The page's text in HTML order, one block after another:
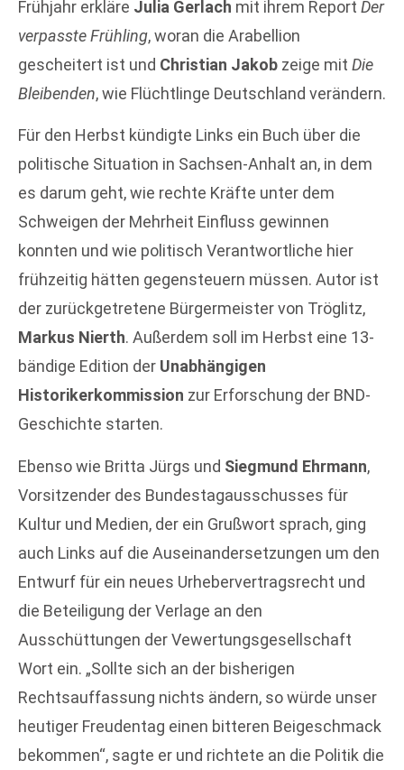
Frühjahr erkläre Julia Gerlach mit ihrem Report Der
verpasste Frühling, woran die Arabellion
gescheitert ist und Christian Jakob zeige mit Die
Bleibenden, wie Flüchtlinge Deutschland verändern.
Für den Herbst kündigte Links ein Buch über die
politische Situation in Sachsen-Anhalt an, in dem
es darum geht, wie rechte Kräfte unter dem
Schweigen der Mehrheit Einfluss gewinnen
konnten und wie politisch Verantwortliche hier
frühzeitig hätten gegensteuern müssen. Autor ist
der zurückgetretene Bürgermeister von Tröglitz,
Markus Nierth. Außerdem soll im Herbst eine 13-
bändige Edition der Unabhängigen
Historikerkommission zur Erforschung der BND-
Geschichte starten.
Ebenso wie Britta Jürgs und Siegmund Ehrmann,
Vorsitzender des Bundestagausschusses für
Kultur und Medien, der ein Grußwort sprach, ging
auch Links auf die Auseinandersetzungen um den
Entwurf für ein neues Urhebervertragsrecht und
die Beteiligung der Verlage an den
Ausschüttungen der Vewertungsgesellschaft
Wort ein. „Sollte sich an der bisherigen
Rechtsauffassung nichts ändern, so würde unser
heutiger Freudentag einen bitteren Beigeschmack
bekommen“, sagte er und richtete an die Politik die